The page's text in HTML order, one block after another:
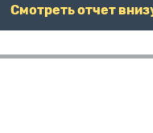
Смотреть отчет